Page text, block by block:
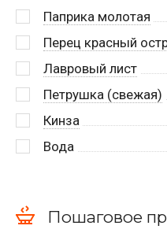
Паприка молотая
Перец красный
Лавровый лист
Петрушка (свежая)
Кинза
Вода
Пошаговое